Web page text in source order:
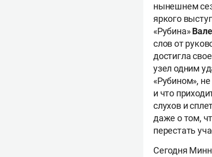
нынешнем
яркого
«Рубина»
слов от
достигла
узел одним
«Рубином»,
и что
слухов и
даже о том,
перестать
Сегодня